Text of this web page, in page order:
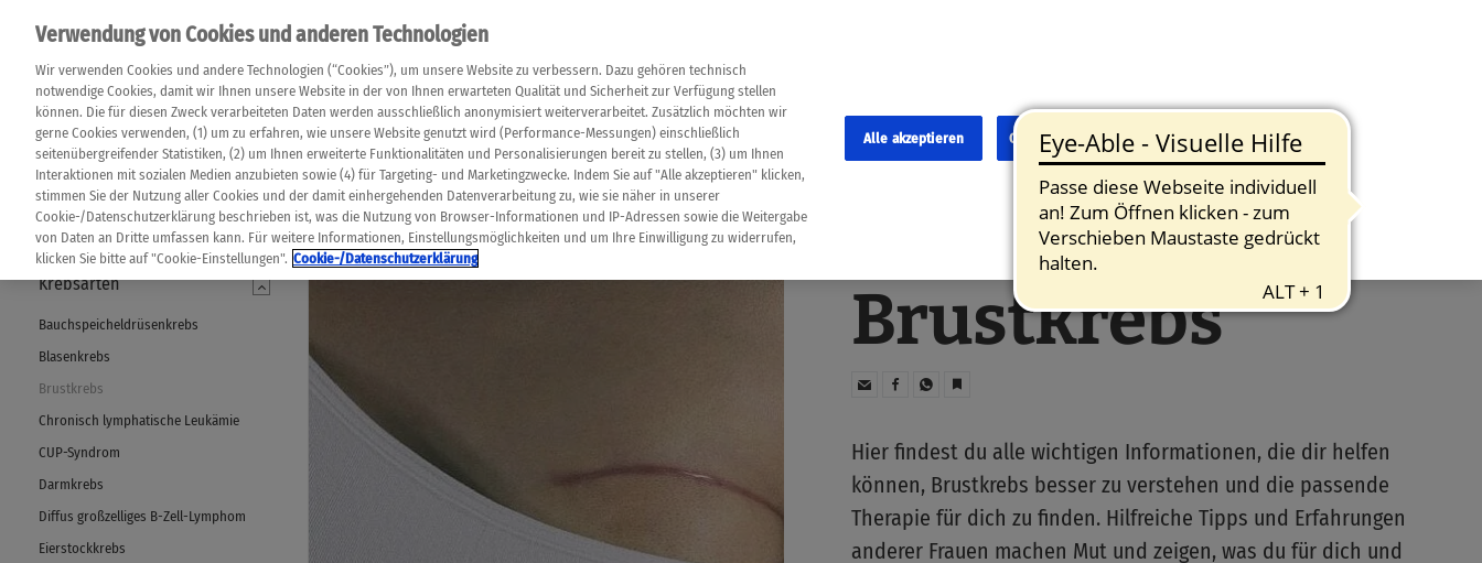
MENÜ
Krebsarten
Bauchspeicheldrüsenkrebs
Blasenkrebs
Brustkrebs
Chronisch lymphatische Leukämie
CUP-Syndrom
Darmkrebs
Diffus großzelliges B-Zell-Lymphom
Eierstockkrebs
Das K Wort - Diagnose Krebs
Sag Ja zum Leben!
Brustkrebs
Hier findest du alle wichtigen Informationen, die dir helfen
können, Brustkrebs besser zu verstehen und die passende
Therapie für dich zu finden. Hilfreiche Tipps und Erfahrungen
anderer Frauen machen Mut und zeigen, was du für dich und
Verwendung von Cookies und anderen Technologien
Wir verwenden Cookies und andere Technologien (“Cookies”), um unsere Website zu verbessern. Dazu gehören technisch
notwendige Cookies, damit wir Ihnen unsere Website in der von Ihnen erwarteten Qualität und Sicherheit zur Verfügung stellen
können. Die für diesen Zweck verarbeiteten Daten werden ausschließlich anonymisiert weiterverarbeitet. Zusätzlich möchten wir
gerne Cookies verwenden, (1) um zu erfahren, wie unsere Website genutzt wird (Performance-Messungen) einschließlich
seitenübergreifender Statistiken, (2) um Ihnen erweiterte Funktionalitäten und Personalisierungen bereit zu stellen, (3) um Ihnen
Interaktionen mit sozialen Medien anzubieten sowie (4) für Targeting- und Marketingzwecke. Indem Sie auf "Alle akzeptieren" klicken,
stimmen Sie der Nutzung aller Cookies und der damit einhergehenden Datenverarbeitung zu, wie sie näher in unserer
Cookie-/Datenschutzerklärung beschrieben ist, was die Nutzung von Browser-Informationen und IP-Adressen sowie die Weitergabe
von Daten an Dritte umfassen kann. Für weitere Informationen, Einstellungsmöglichkeiten und um Ihre Einwilligung zu widerrufen,
klicken Sie bitte auf "Cookie-Einstellungen". Cookie-/Datenschutzerklärung
Cookie-Einstellungen
Optionale ablehnen
Alle akzeptieren